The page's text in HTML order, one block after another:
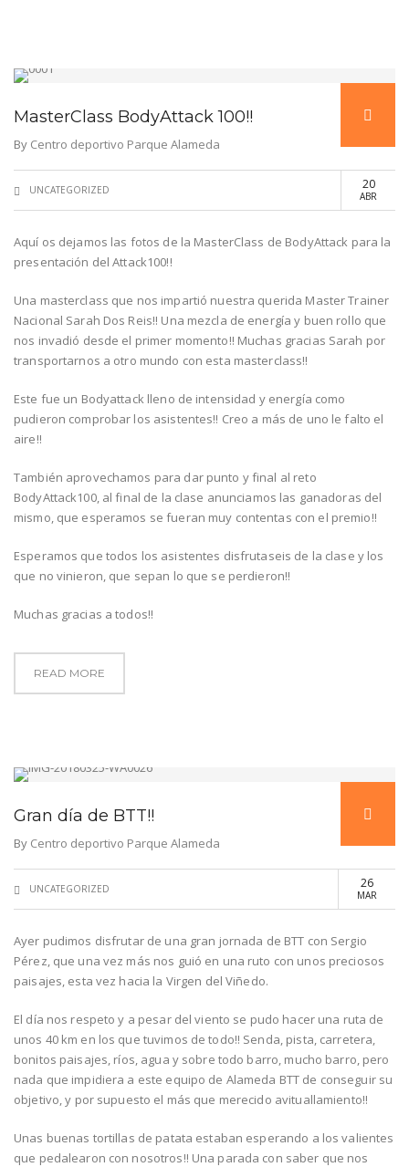
MasterClass BodyAttack 100!!
By Centro deportivo Parque Alameda
UNCATEGORIZED 20
ABR
Aquí os dejamos las fotos de la MasterClass de BodyAttack para la
presentación del Attack100!!
Una masterclass que nos impartió nuestra querida Master Trainer
Nacional Sarah Dos Reis!! Una mezcla de energía y buen rollo que
nos invadió desde el primer momento!! Muchas gracias Sarah por
transportarnos a otro mundo con esta masterclass!!
Este fue un Bodyattack lleno de intensidad y energía como
pudieron comprobar los asistentes!! Creo a más de uno le falto el
aire!!
También aprovechamos para dar punto y final al reto
BodyAttack100, al final de la clase anunciamos las ganadoras del
mismo, que esperamos se fueran muy contentas con el premio!!
Esperamos que todos los asistentes disfrutaseis de la clase y los
que no vinieron, que sepan lo que se perdieron!!
Muchas gracias a todos!!
READ MORE
Gran día de BTT!!
By Centro deportivo Parque Alameda
UNCATEGORIZED 26
MAR
Ayer pudimos disfrutar de una gran jornada de BTT con Sergio
Pérez, que una vez más nos guió en una ruto con unos preciosos
paisajes, esta vez hacia la Virgen del Viñedo.
El día nos respeto y a pesar del viento se pudo hacer una ruta de
unos 40 km en los que tuvimos de todo!! Senda, pista, carretera,
bonitos paisajes, ríos, agua y sobre todo barro, mucho barro, pero
nada que impidiera a este equipo de Alameda BTT de conseguir su
objetivo, y por supuesto el más que merecido avituallamiento!!
Unas buenas tortillas de patata estaban esperando a los valientes
que pedalearon con nosotros!! Una parada con saber que nos